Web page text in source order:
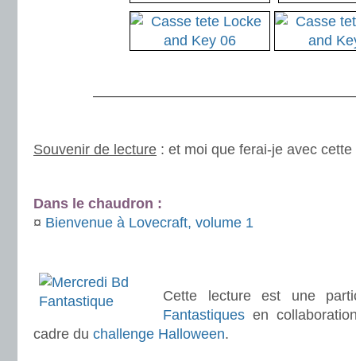
Souvenir de lecture : et moi que ferai-je avec
Dans le chaudron :
¤ Bienvenue à Lovecraft, volume 1
Cette lecture est une
Fantastiques en
cadre du challenge Halloween.